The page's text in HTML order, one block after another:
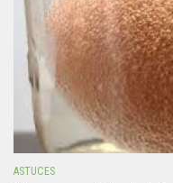
ASTUCES